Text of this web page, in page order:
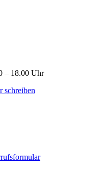
– 18.00 Uhr
schreiben